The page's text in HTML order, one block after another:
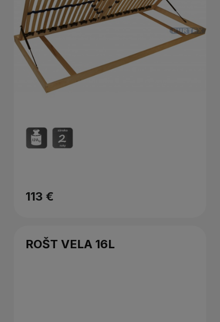
113 €
ROŠT VELA 16L